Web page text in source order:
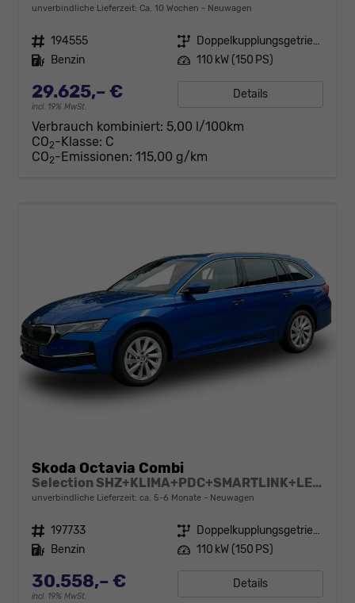
unverbindliche Lieferzeit: Ca. 10 Wochen Neuwagen
Fahrzeugnr. 194555 Getriebe
Doppelkupplungsgetriebe (DSG)
Kraftstoff Benzin Leistung 110 kW (150 PS)
29.625,– €
incl. 19% MwSt.
Details
Verbrauch kombiniert: 5,00 l/100km
CO2-Klasse: C
CO2-Emissionen: 115,00 g/km
Skoda Octavia Combi
Selection SHZ+KLIMA+PDC+SMARTLINK+LED+16" ALU
unverbindliche Lieferzeit: ca. 5-6 Monate Neuwagen
Fahrzeugnr. 197733 Getriebe
Doppelkupplungsgetriebe (DSG)
Kraftstoff Benzin Leistung 110 kW (150 PS)
30.558,– €
incl. 19% MwSt.
Details